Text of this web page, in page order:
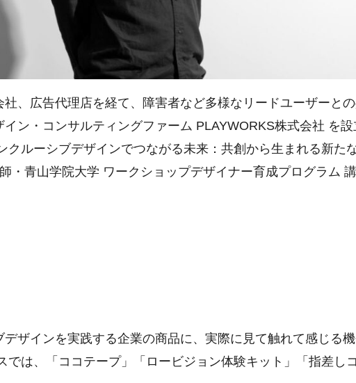
、広告代理店を経て、障害者など多様なリードユーザーと
ン・コンサルティングファーム PLAYWORKS株式会社 を
クルーシブデザインでつながる未来：共創から生まれる新た
・青山学院大学 ワークショップデザイナー育成プログラム
ザインを実践する企業の商品に、実際に見て触れて感じる機
では、「ココテープ」「ロービジョン体験キット」「指差し